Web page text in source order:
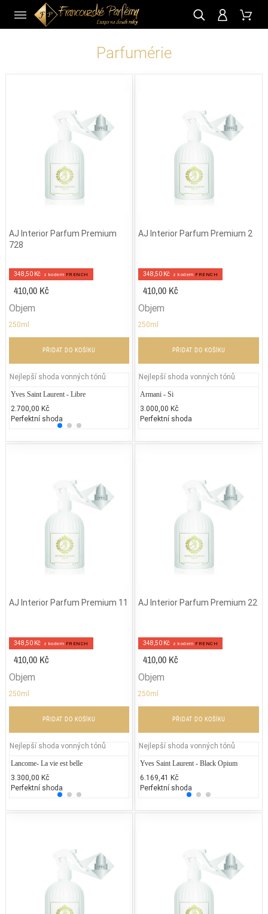
Parfumérie
AJ Interior Parfum Premium
728
348,50 Kč z kodem FRENCH
410,00 Kč
Objem
250ml
PŘIDAT DO KOŠÍKU
Nejlepší shoda vonných tónů
Yves Saint Laurent - Libre
2.700,00 Kč
Perfektní shoda
DKNY – Nectar Love
2.740,00 Kč
50% běžných vonných tónů
AJ Interior Parfum Premium 2
348,50 Kč z kodem FRENCH
410,00 Kč
Objem
250ml
PŘIDAT DO KOŠÍKU
Nejlepší shoda vonných tónů
Armani - Si
3.000,00 Kč
Perfektní shoda
AJ Interior Parfum Premium 11
348,50 Kč z kodem FRENCH
410,00 Kč
Objem
250ml
PŘIDAT DO KOŠÍKU
Nejlepší shoda vonných tónů
Lancome- La vie est belle
3.300,00 Kč
Perfektní shoda
Repetto - Dance with Repetto
2.037,89 Kč
25% běžných vonných tónů
AJ Interior Parfum Premium 22
348,50 Kč z kodem FRENCH
410,00 Kč
Objem
250ml
PŘIDAT DO KOŠÍKU
Nejlepší shoda vonných tónů
Yves Saint Laurent - Black Opium
6.169,41 Kč
Perfektní shoda
CZ